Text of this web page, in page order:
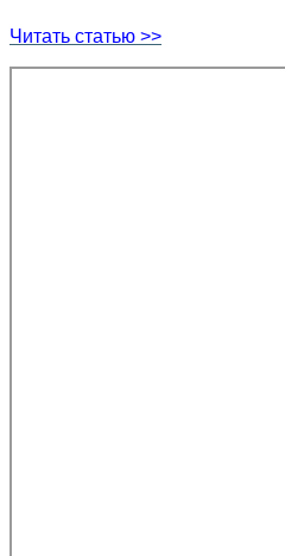
Читать статью >>